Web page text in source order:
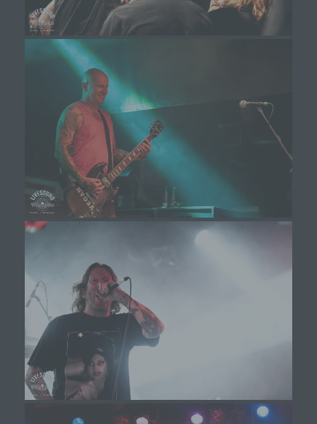
Server dem konkreten Internetbrowser zugeordnet
werden können, in dem das Cookie gespeichert
wurde. Dies ermöglicht es den besuchten
Internetseiten und Servern, den individuellen
Browser der betroffenen Person von anderen
Internetbrowsern, die andere Cookies enthalten,
zu unterscheiden. Ein bestimmter Internetbrowser
kann über die eindeutige Cookie-ID wiedererkannt
und identifiziert werden.
Durch den Einsatz von Cookies kann den Nutzern
dieser Internetseite nutzerfreundlichere Services
bereitstellen, die ohne die Cookie-Setzung nicht
möglich wären.
Mittels eines Cookies können die Informationen
und Angebote auf unserer Internetseite im Sinne
Benutzer unserer Internetseite wiederzuerkennen.
Zweck dieser Wiedererkennung ist es, den
Nutzern die Verwendung unserer Internetseite zu
erleichtern. Der Benutzer einer Internetseite, die
Cookies verwendet, muss beispielsweise nicht bei
jedem Besuch der Internetseite erneut seine
Zugangsdaten eingeben, weil dies von der
Internetseite und dem auf dem Computersystem
des Benutzers abgelegten Cookie übernommen
wird. Ein weiteres Beispiel ist das Cookie eines
Warenkorbes im Online-Shop. Der Online-Shop